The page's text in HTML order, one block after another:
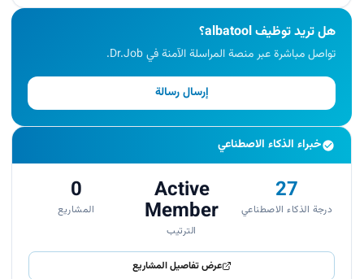
هل تريد توظيف albatool؟
تواصل مباشرة عبر منصة المراسلة الآمنة في Dr.Job.
إرسال رسالة
خبراء الذكاء الاصطناعي
27
درجة الذكاء الاصطناعي
Active
Member
الترتيب
0
المشاريع
عرض تفاصيل المشاريع